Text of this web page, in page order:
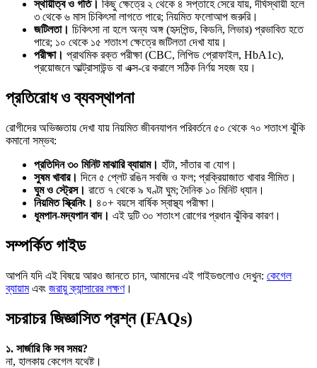
স্থায়ীত্ব ও গতি। কিছু ক্ষেত্রে ২ থেকে ৪ সপ্তাহে সেরে যায়, দীর্ঘস্থায়ী হলে
৩ থেকে ৬ মাস চিকিৎসা লাগতে পারে; নিয়মিত ফলোআপ জরুরি।
জটিলতা। চিকিৎসা না হলে অন্য অঙ্গ (হৃদপিন্ড, কিডনি, লিভার) প্রভাবিত হতে
পারে; ১০ থেকে ১৫ শতাংশ ক্ষেত্রে জটিলতা দেখা যায়।
পরীক্ষা। প্রাথমিক রক্ত পরীক্ষা (CBC, লিপিড প্রোফাইল, HbA1c),
প্রয়োজনে আল্ট্রাসাউন্ড বা এক্স-রে করালে সঠিক নির্ণয় সহজ হয়।
প্রতিরোধ ও ব্যবস্থাপনা
রোগীদের অভিজ্ঞতায় দেখা যায় নিয়মিত জীবনযাপন পরিবর্তনে ৫০ থেকে ৭০ শতাংশ ঝুঁকি
কমানো সম্ভব:
প্রতিদিন ৩০ মিনিট মাঝারি ব্যায়াম। হাঁটা, সাঁতার বা যোগ।
সুষম খাবার। দিনে ৫ প্লেট রঙিন সবজি ও ফল; প্রক্রিয়াজাত খাবার সীমিত।
ঘুম ও স্ট্রেস। রাতে ৭ থেকে ৯ ঘণ্টা ঘুম; দৈনিক ১০ মিনিট ধ্যান।
নিয়মিত স্ক্রিনিং। ৪০+ বয়সে বার্ষিক স্বাস্থ্য পরীক্ষা।
ধূমপান-মদ্যপান বাদ। এই দুটি ৩০ শতাংশ রোগের প্রধান ঝুঁকির কারণ।
সম্পর্কিত গাইড
আপনি যদি এই বিষয়ে আরও জানতে চান, আমাদের এই গাইডগুলোও দেখুন: কেগেল
ব্যায়ামএবং জরায়ু ক্যান্সারের লক্ষণ।
সচরাচর জিজ্ঞাসিত প্রশ্ন (FAQs)
১. সার্জারি কি সব সময়?
না, হালকায় কেগেল যথেষ্ট।